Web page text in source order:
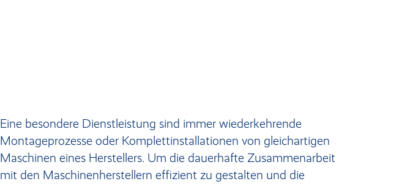
Eine besondere Dienstleistung sind immer wiederkehrende
Montageprozesse oder Komplettinstallationen von gleichartigen
Maschinen eines Herstellers. Um die dauerhafte Zusammenarbeit
mit den Maschinenherstellern effizient zu gestalten und die